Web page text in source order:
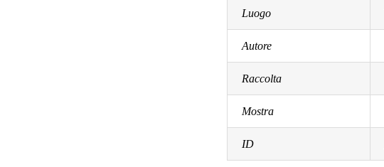
Luogo
Autore
Raccolta
Mostra
ID